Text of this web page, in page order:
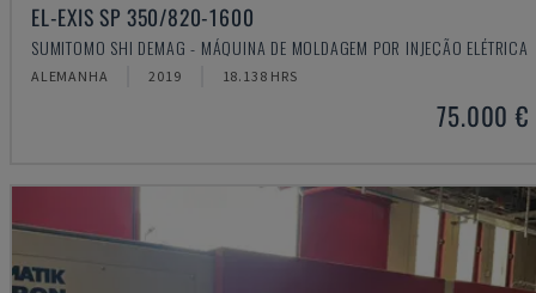
EL-EXIS SP 350/820-1600
SUMITOMO SHI DEMAG - MÁQUINA DE MOLDAGEM POR INJEÇÃO ELÉTRICA
ALEMANHA 2019 18.138 HRS
75.000 €